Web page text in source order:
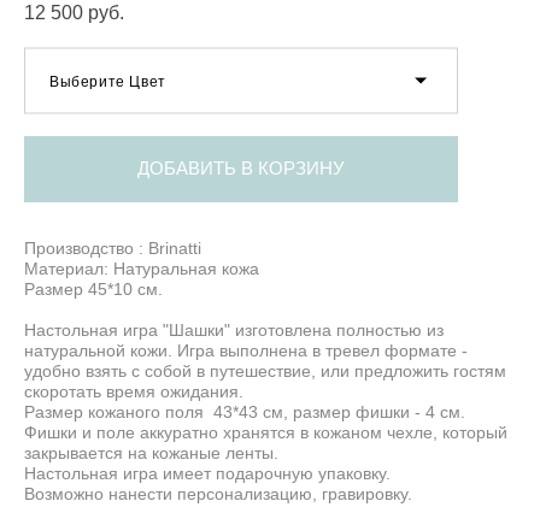
12 500 pуб.
Выберите Цвет
ДОБАВИТЬ В КОРЗИНУ
Производство : Brinatti
Материал: Натуральная кожа
Размер 45*10 см.
Настольная игра "Шашки" изготовлена полностью из
натуральной кожи. Игра выполнена в тревел формате -
удобно взять с собой в путешествие, или предложить гостям
скоротать время ожидания.
Размер кожаного поля 43*43 см, размер фишки - 4 см.
Фишки и поле аккуратно хранятся в кожаном чехле, который
закрывается на кожаные ленты.
Настольная игра имеет подарочную упаковку.
Возможно нанести персонализацию, гравировку.